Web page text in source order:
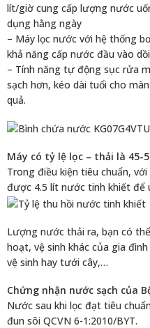
lít/giờ cung cấp lượng nước
dụng hằng ngày
– Máy lọc nước với hệ thống
khả năng cấp nước đầu vào
– Tính năng tự động sục rửa
sạch hơn, kéo dài tuổi cho
quả.
Máy có tỷ lệ lọc – thải là
Trong điều kiện tiêu chuẩn,
được 4.5 lít nước tinh khiết để
Lượng nước thải ra, bạn có
hoạt, vệ sinh khác của gia
vệ sinh hay tưới cây,…
Chứng nhận nước sạch của
Nước sau khi lọc đạt tiêu
đun sôi QCVN 6-1:2010/BYT.